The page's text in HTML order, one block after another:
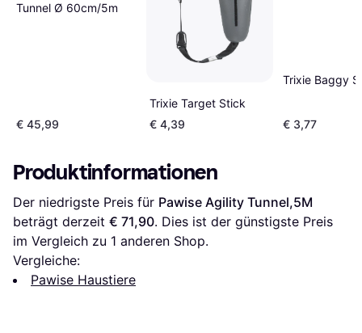
Tunnel Ø 60cm/5m
€ 45,99
Trixie Target Stick
€ 4,39
Trixie Baggy
€ 3,77
Produktinformationen
Der niedrigste Preis für Pawise Agility Tunnel,5M
beträgt derzeit € 71,90. Dies ist der günstigste Preis
im Vergleich zu 1 anderen Shop.
Vergleiche:
Pawise Haustiere